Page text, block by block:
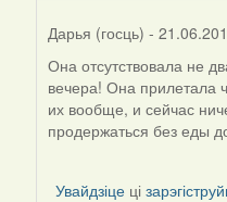
Дарья (госць) -
In
reply
to
by
Она отсутствовала не
вечера! Она прилетала
их вообще, и сейчас
продержаться без еды
Увайдзіце ці